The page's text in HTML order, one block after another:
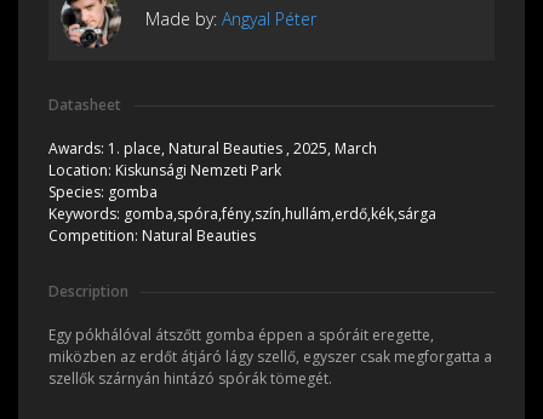
Made by: Angyal Péter
Datasheet
Awards: 1. place, Natural Beauties , 2025, March
Location: Kiskunsági Nemzeti Park
Species: gomba
Keywords: gomba,spóra,fény,szín,hullám,erdő,kék,sárga
Competition: Natural Beauties
Description
Egy pókhálóval átszőtt gomba éppen a spóráit eregette,
miközben az erdőt átjáró lágy szellő, egyszer csak megforgatta a
szellők szárnyán hintázó spórák tömegét.